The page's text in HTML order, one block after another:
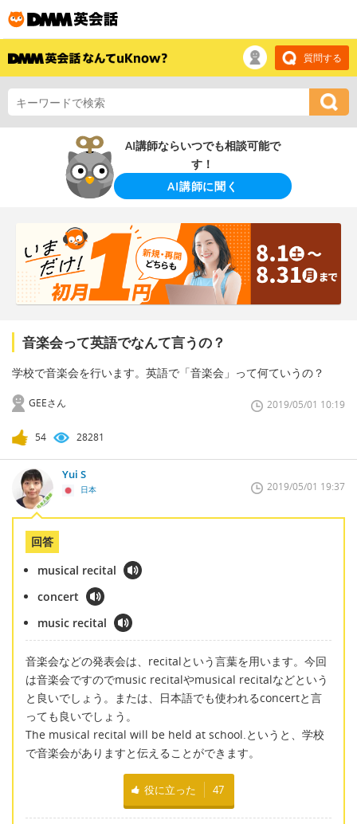
質問する
AI講師ならいつでも相談可能で
す！
AI講師に聞く
音楽会って英語でなんて言うの？
学校で音楽会を行います。英語で「音楽会」って何ていうの？
GEEさん 2019/05/01 10:19
54 28281
Yui S
日本 2019/05/01 19:37
回答
musical recital
concert
music recital
音楽会などの発表会は、recitalという言葉を用います。今回
は音楽会ですのでmusic recitalやmusical recitalなどという
と良いでしょう。または、日本語でも使われるconcertと言
っても良いでしょう。
The musical recital will be held at school.というと、学校
で音楽会がありますと伝えることができます。
役に立った 47